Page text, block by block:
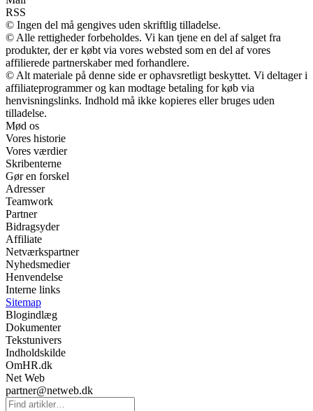
RSS
© Ingen del må gengives uden skriftlig tilladelse.
© Alle rettigheder forbeholdes. Vi kan tjene en del af salget fra
produkter, der er købt via vores websted som en del af vores
affilierede partnerskaber med forhandlere.
© Alt materiale på denne side er ophavsretligt beskyttet. Vi deltager i
affiliateprogrammer og kan modtage betaling for køb via
henvisningslinks. Indhold må ikke kopieres eller bruges uden
tilladelse.
Mød os
Vores historie
Vores værdier
Skribenterne
Gør en forskel
Adresser
Teamwork
Partner
Bidragsyder
Affiliate
Netværkspartner
Nyhedsmedier
Henvendelse
Interne links
Sitemap
Blogindlæg
Dokumenter
Tekstunivers
Indholdskilde
OmHR.dk
Net Web
partner@netweb.dk